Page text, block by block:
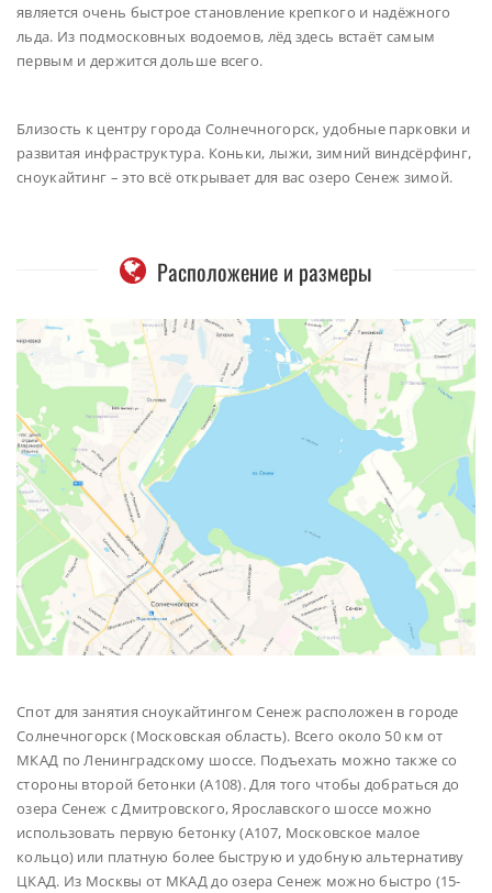
является очень быстрое становление крепкого и надёжного
льда. Из подмосковных водоемов, лёд здесь встаёт самым
первым и держится дольше всего.
Близость к центру города Солнечногорск, удобные парковки и
развитая инфраструктура. Коньки, лыжи, зимний виндсёрфинг,
сноукайтинг – это всё открывает для вас озеро Сенеж зимой.
Расположение и размеры
Спот для занятия сноукайтингом Сенеж расположен в городе
Солнечногорск (Московская область). Всего около 50 км от
МКАД по Ленинградскому шоссе. Подъехать можно также со
стороны второй бетонки (А108). Для того чтобы добраться до
озера Сенеж с Дмитровского, Ярославского шоссе можно
использовать первую бетонку (А107, Московское малое
кольцо) или платную более быструю и удобную альтернативу
ЦКАД. Из Москвы от МКАД до озера Сенеж можно быстро (15-